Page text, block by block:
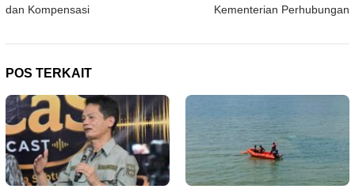
dan Kompensasi
Kementerian Perhubungan
POS TERKAIT